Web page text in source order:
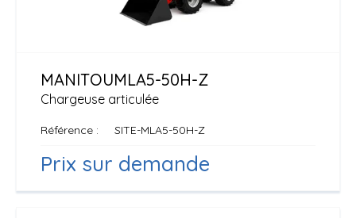
Chargeuse articulée
MANITOUMLA5-50H-Z
Référence SITE-MLA5-50H-Z
Prix sur demande